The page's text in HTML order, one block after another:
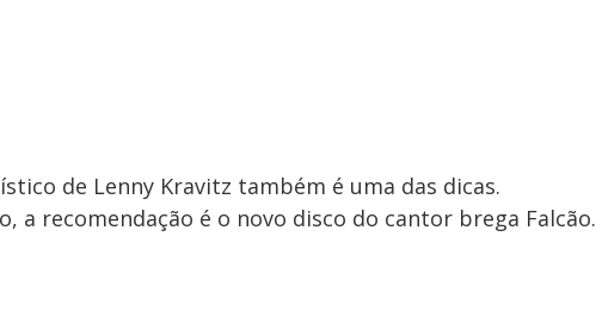
de Lenny Kravitz também é uma das dicas.
a recomendação é o novo disco do cantor brega Falcão.